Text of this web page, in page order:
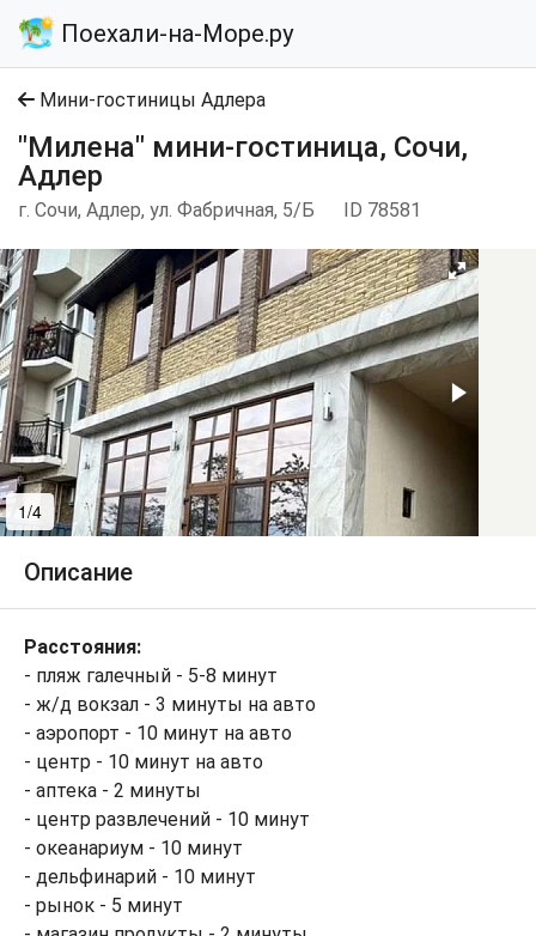
Поехали-на-Море.ру
Мини-гостиницы Адлера
"Милена" мини-гостиница, Сочи,
Адлер
г. Сочи, Адлер, ул. Фабричная, 5/Б ID 78581
1/4
Описание
Расстояния:
- пляж галечный - 5-8 минут
- ж/д вокзал - 3 минуты на авто
- аэропорт - 10 минут на авто
- центр - 10 минут на авто
- аптека - 2 минуты
- центр развлечений - 10 минут
- океанариум - 10 минут
- дельфинарий - 10 минут
- рынок - 5 минут